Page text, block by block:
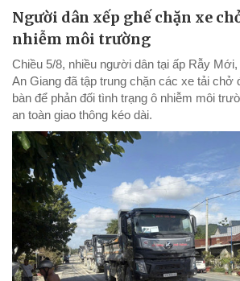
Người dân xếp ghế chặn xe
nhiễm môi trường
Chiều 5/8, nhiều người dân tại ấp Rẫy
An Giang đã tập trung chặn các xe tải chở
bàn để phản đối tình trạng ô nhiễm môi
an toàn giao thông kéo dài.